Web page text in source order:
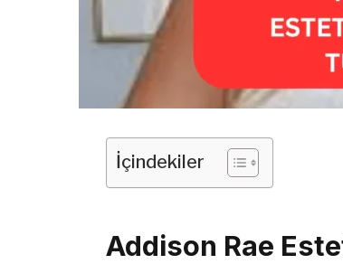
İçindekiler
Addison Rae